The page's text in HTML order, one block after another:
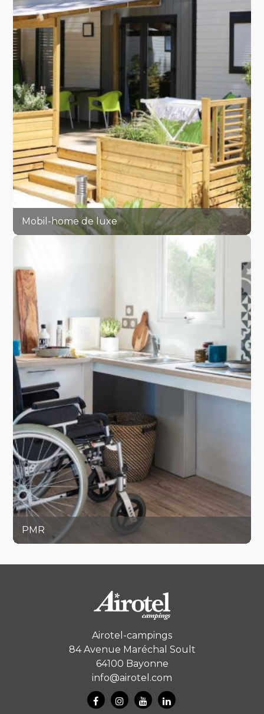
Mobil-home de luxe
PMR
Airotel-campings
84 Avenue Maréchal Soult
64100 Bayonne
info@airotel.com